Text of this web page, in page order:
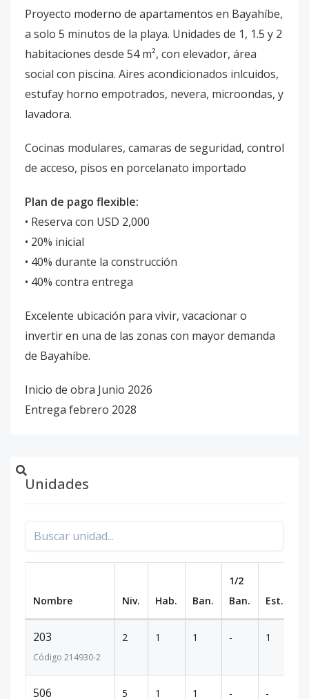
Proyecto moderno de apartamentos en Bayahíbe,
a solo 5 minutos de la playa. Unidades de 1, 1.5 y 2
habitaciones desde 54 m², con elevador, área
social con piscina. Aires acondicionados inlcuidos,
estufay horno empotrados, nevera, microondas, y
lavadora.
Cocinas modulares, camaras de seguridad, control
de acceso, pisos en porcelanato importado
Plan de pago flexible:
• Reserva con USD 2,000
• 20% inicial
• 40% durante la construcción
• 40% contra entrega
Excelente ubicación para vivir, vacacionar o
invertir en una de las zonas con mayor demanda
de Bayahíbe.
Inicio de obra Junio 2026
Entrega febrero 2028
Unidades
Nombre Niv. Hab. Ban.
1/2
Ban.
Est.
203
Código 214930-2
2 1 1 - 1
506 5 1 1 - -